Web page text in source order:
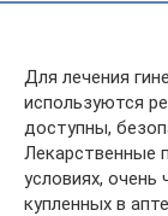
Для лечения
используются
доступны,
Лекарственные
условиях,
купленных в